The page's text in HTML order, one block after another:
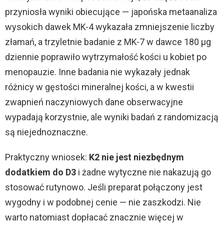
przyniosła wyniki obiecujące — japońska metaanaliza
wysokich dawek MK-4 wykazała zmniejszenie liczby
złamań, a trzyletnie badanie z MK-7 w dawce 180 µg
dziennie poprawiło wytrzymałość kości u kobiet po
menopauzie. Inne badania nie wykazały jednak
różnicy w gęstości mineralnej kości, a w kwestii
zwapnień naczyniowych dane obserwacyjne
wypadają korzystnie, ale wyniki badań z randomizacją
są niejednoznaczne.
Praktyczny wniosek: K2 nie jest niezbędnym
dodatkiem do D3 i żadne wytyczne nie nakazują go
stosować rutynowo. Jeśli preparat połączony jest
wygodny i w podobnej cenie — nie zaszkodzi. Nie
warto natomiast dopłacać znacznie więcej w